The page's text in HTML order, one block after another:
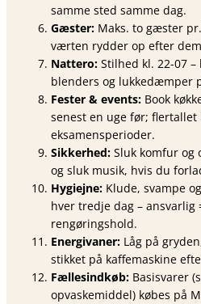
samme sted samme dag.
Gæster: Maks. to gæster
værten rydder op efter
Nattero: Stilhed kl. 22-07
blenders og lukke­dæmper
Fester & events: Book
senest en uge før;
eksamens­perioder.
Sikkerhed: Sluk komfur
og sluk musik, hvis du
Hygiejne: Klude, svampe
hver tredje dag – ansvarlig
rengøringshold.
Energivaner: Låg på
stikket på kaffemaskine
Fællesindkøb: Basisvarer
opvaskemiddel) købes på